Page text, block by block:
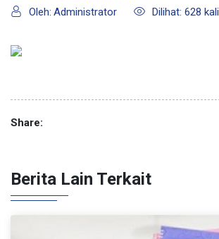
Oleh: Administrator Dilihat: 628 kali
Share:
Berita Lain Terkait